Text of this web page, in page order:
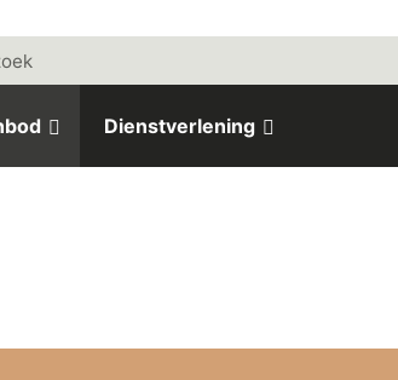
Dienstverlening